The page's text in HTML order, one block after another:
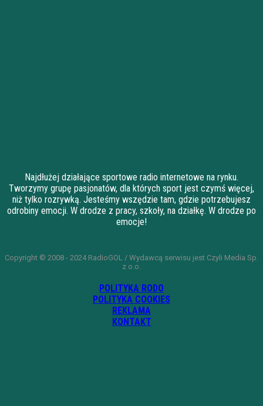
Najdłużej działające sportowe radio internetowe na rynku.
Tworzymy grupę pasjonatów, dla których sport jest czymś więcej,
niż tylko rozrywką. Jesteśmy wszędzie tam, gdzie potrzebujesz
odrobiny emocji. W drodze z pracy, szkoły, na działkę. W drodze po
emocje!
Copyright © 2008 - 2024 RadioGOL / Wydawcą serwisu jest Czyli Media Sp.
z o.o.
POLITYKA RODO
POLITYKA COOKIES
REKLAMA
KONTAKT